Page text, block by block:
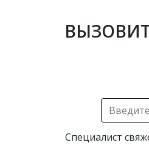
Специалист